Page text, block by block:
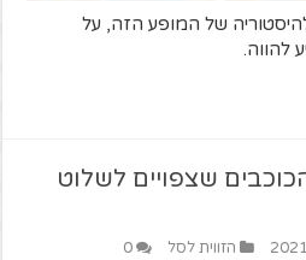
של המופע הזה, על
להווה.
שצפויים לשלוט
הזווית לסל 0